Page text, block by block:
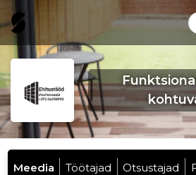
Meedia Töötajad Otsustajad